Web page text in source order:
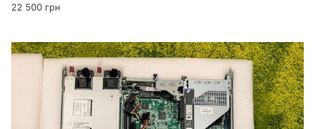
22 500 грн